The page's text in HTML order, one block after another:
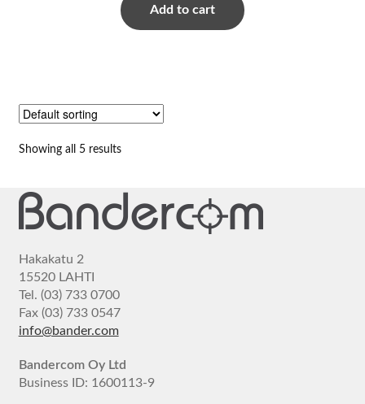
Add to cart
Showing all 5 results
Hakakatu 2
15520 LAHTI
Tel. (03) 733 0700
Fax (03) 733 0547
info@bander.com
Bandercom Oy Ltd
Business ID: 1600113-9